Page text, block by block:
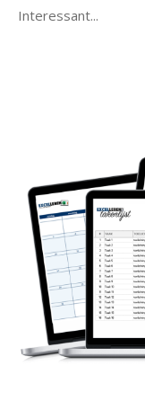
Interessant...